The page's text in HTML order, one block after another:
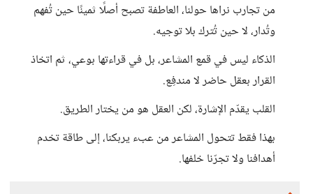
من تجارب نراها حولنا، العاطفة تصبح أصلًا ثمينًا حين تُفهم
وتُدار، لا حين تُترك بلا توجيه.
الذكاء ليس في قمع المشاعر، بل في قراءتها بوعي، ثم اتخاذ
القرار بعقل حاضر لا مندفِع.
القلب يقدّم الإشارة، لكن العقل هو من يختار الطريق.
بهذا فقط تتحول المشاعر من عبء يربكنا، إلى طاقة تخدم
أهدافنا ولا تجرّنا خلفها.